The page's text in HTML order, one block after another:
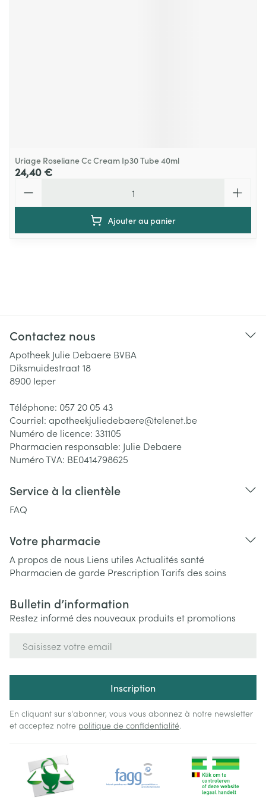
Uriage Roseliane Cc Cream Ip30 Tube 40ml
24,40 €
Ajouter au panier
Contactez nous
Apotheek Julie Debaere BVBA
Diksmuidestraat 18
8900 Ieper
Téléphone: 057 20 05 43
Courriel: apotheekjuliedebaere@telenet.be
Numéro de licence: 331105
Pharmacien responsable: Julie Debaere
Numéro TVA: BE0414798625
Service à la clientèle
FAQ
Votre pharmacie
A propos de nous Liens utiles Actualités santé
Pharmacien de garde PrescriptionTarifs des soins
Bulletin d’information
Restez informé des nouveaux produits et promotions
Inscription
En cliquant sur s'abonner, vous vous abonnez à notre newsletter
et acceptez notre politique de confidentialité.